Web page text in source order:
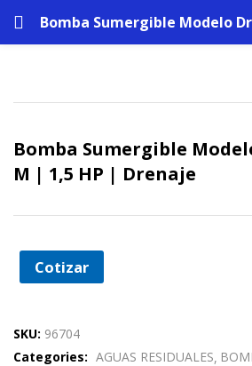
Bomba Sumergible
M | 1,5 HP | Drenaje
Cotizar
SKU: 96704
Categories: AGUAS RESIDUALES